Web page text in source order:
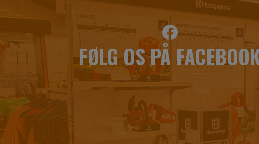
FØLG OS PÅ